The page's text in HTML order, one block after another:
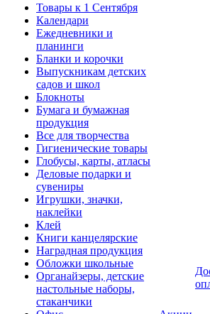
Товары к 1 Сентября
Календари
Ежедневники и
планинги
Бланки и корочки
Выпускникам детских
садов и школ
Блокноты
Бумага и бумажная
продукция
Все для творчества
Гигиенические товары
Глобусы, карты, атласы
Деловые подарки и
сувениры
Игрушки, значки,
наклейки
Клей
Книги канцелярские
Наградная продукция
Обложки школьные
Органайзеры, детские
настольные наборы,
стаканчики